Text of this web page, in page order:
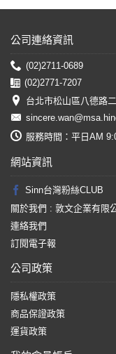
公司連絡資訊
(02)2711-0689
(02)2771-7207
台北市松山區八德路
服務時間：平日AM
網站資訊
Sinn台灣粉絲CLUB
關於我們 : 敦文企業有限
連絡我們
訂閱電子報
公司政策
隱私權政策
商品保證政策
運貨政策